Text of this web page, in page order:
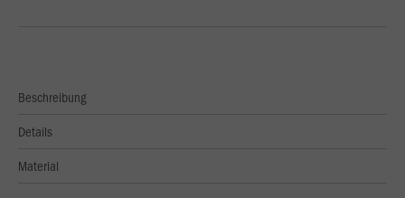
Beschreibung
Details
Material